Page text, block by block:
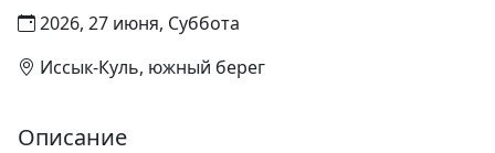
2026, 27 июня, Суббота
Иссык-Куль, южный берег
Описание